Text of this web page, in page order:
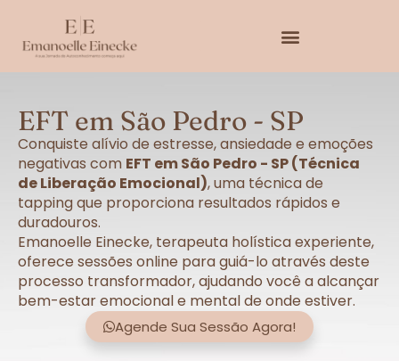
EFT em São Pedro - SP
Conquiste alívio de estresse, ansiedade e emoções
negativas com EFT em São Pedro - SP (Técnica
de Liberação Emocional), uma técnica de
tapping que proporciona resultados rápidos e
duradouros.
Emanoelle Einecke, terapeuta holística experiente,
oferece sessões online para guiá-lo através deste
processo transformador, ajudando você a alcançar
bem-estar emocional e mental de onde estiver.
Agende Sua Sessão Agora!